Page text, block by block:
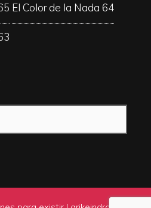
El Color de la Nada 64